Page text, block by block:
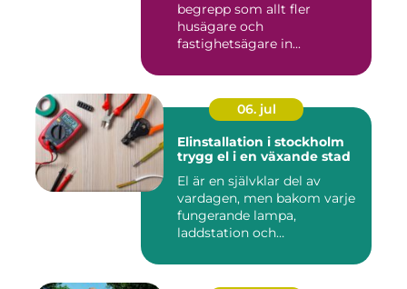
begrepp som allt fler
husägare och
fastighetsägare in...
06. jul
Elinstallation i stockholm
trygg el i en växande stad
El är en självklar del av
vardagen, men bakom varje
fungerande lampa,
laddstation och